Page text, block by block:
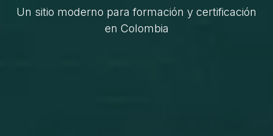
Un sitio moderno para formación y certificación
en Colombia